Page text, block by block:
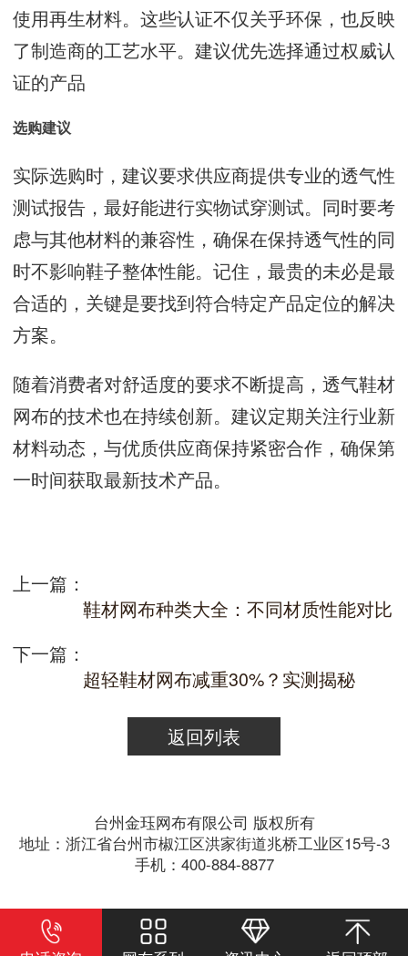
使用再生材料。这些认证不仅关乎环保，也反映
了制造商的工艺水平。建议优先选择通过权威认
证的产品
选购建议
实际选购时，建议要求供应商提供专业的透气性
测试报告，最好能进行实物试穿测试。同时要考
虑与其他材料的兼容性，确保在保持透气性的同
时不影响鞋子整体性能。记住，最贵的未必是最
合适的，关键是要找到符合特定产品定位的解决
方案。
随着消费者对舒适度的要求不断提高，透气鞋材
网布的技术也在持续创新。建议定期关注行业新
材料动态，与优质供应商保持紧密合作，确保第
一时间获取最新技术产品。
上一篇：
鞋材网布种类大全：不同材质性能对比
下一篇：
超轻鞋材网布减重30%？实测揭秘
返回列表
台州金珏网布有限公司 版权所有
地址：浙江省台州市椒江区洪家街道兆桥工业区15号-3
手机：400-884-8877